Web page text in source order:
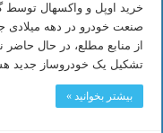
خرید اوپل و واکسهال توسط
صنعت خودرو در دهه میلادی
از منابع مطلع، در حال
تشکیل یک خودروساز جدید
بیشتر بخوانید »